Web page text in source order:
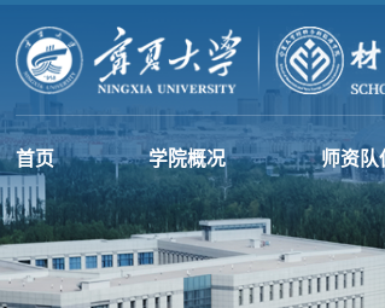
首页 学院概况 师资队